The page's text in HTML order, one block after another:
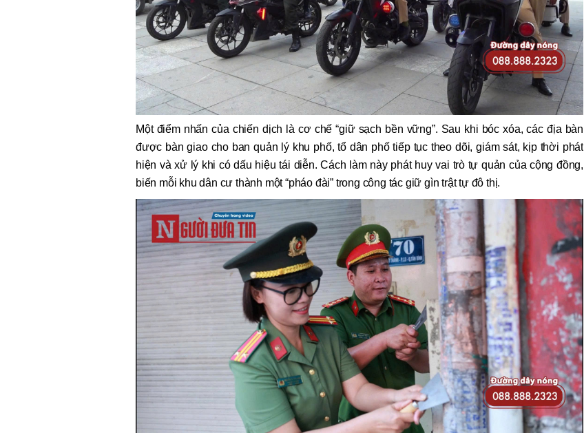
Một điểm nhấn của chiến dịch là cơ chế “giữ sạch bền vững”. Sau khi bóc xóa, các địa bàn
được bàn giao cho ban quản lý khu phố, tổ dân phố tiếp tục theo dõi, giám sát, kịp thời phát
hiện và xử lý khi có dấu hiệu tái diễn. Cách làm này phát huy vai trò tự quản của cộng đồng,
biến mỗi khu dân cư thành một “pháo đài” trong công tác giữ gìn trật tự đô thị.